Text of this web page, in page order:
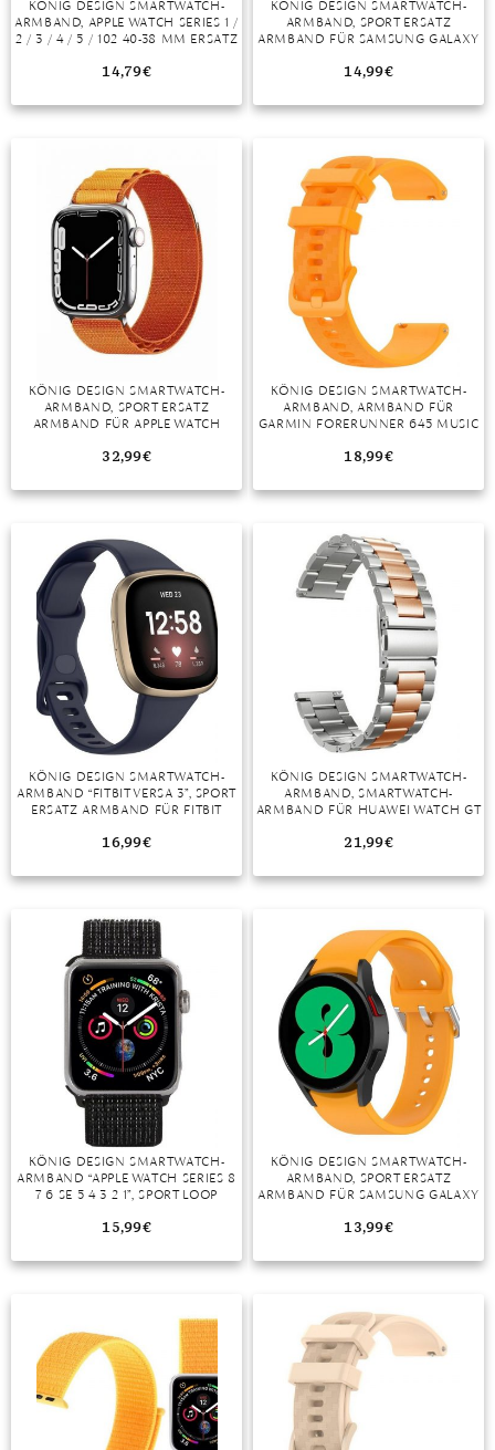
MONDSTEIN
PERIDOT
PYRIT
QUARZ
ROSENQUARZ
SAPHIR
ZIRKON
KÖNIG DESIGN SMARTWATCH-
ARMBAND, APPLE WATCH SERIES 1 /
2 / 3 / 4 / 5 / 102 40-38 MM ERSATZ
14,79€
KÖNIG DESIGN SMARTWATCH-
ARMBAND, SPORT ERSATZ
ARMBAND FÜR SAMSUNG GALAXY
LOOP
14,99€
KÖNIG DESIGN SMARTWATCH-
ARMBAND, SPORT ERSATZ
ARMBAND FÜR APPLE WATCH
32,99€
KÖNIG DESIGN SMARTWATCH-
ARMBAND, ARMBAND FÜR
GARMIN FORERUNNER 645 MUSIC
ARMBAND BAND LOOP GELB
18,99€
KÖNIG DESIGN SMARTWATCH-
ARMBAND “FITBIT VERSA 3”, SPORT
ERSATZ ARMBAND FÜR FITBIT
UHRENARMBAND LARGE
16,99€
KÖNIG DESIGN SMARTWATCH-
ARMBAND, SMARTWATCH-
ARMBAND FÜR HUAWEI WATCH GT
EDELSTAHL SILBER ROSE GOLD
21,99€
KÖNIG DESIGN SMARTWATCH-
ARMBAND “APPLE WATCH SERIES 8
7 6 SE 5 4 3 2 1”, SPORT LOOP
15,99€
KÖNIG DESIGN SMARTWATCH-
ARMBAND, SPORT ERSATZ
ARMBAND FÜR SAMSUNG GALAXY
LOOP
13,99€